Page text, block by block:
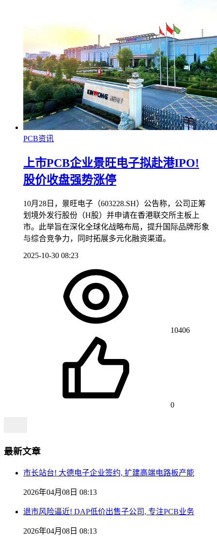
PCB资讯
上市PCB企业景旺电子拟赴港IPO!
股价收盘强势涨停
10月28日，景旺电子（603228.SH）公告称，公司正筹
划境外发行股份（H股）并申请在香港联交所主板上
市。此举旨在深化全球化战略布局，提升国际品牌形象
与综合竞争力，同时拓展多元化融资渠道。
2025-10-30 08:23
10406
0
最新文章
市长站台! 大德电子企业签约, 扩建高端电路板产能
2026年04月08日 08:13
退市风险逼近! DAP低价出售子公司, 专注PCB业务
2026年04月08日 08:13